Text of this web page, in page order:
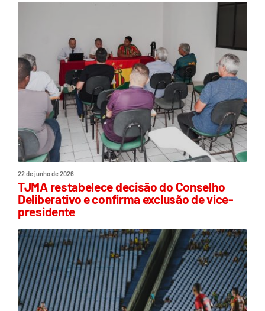
22 de junho de 2026
TJMA restabelece decisão do Conselho
Deliberativo e confirma exclusão de vice-
presidente